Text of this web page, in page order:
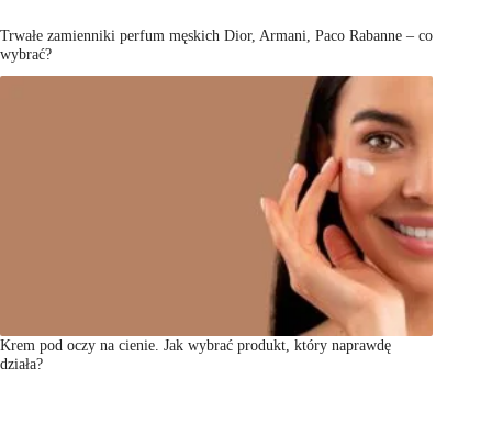
Trwałe zamienniki perfum męskich Dior, Armani, Paco Rabanne – co
wybrać?
Krem pod oczy na cienie. Jak wybrać produkt, który naprawdę
działa?